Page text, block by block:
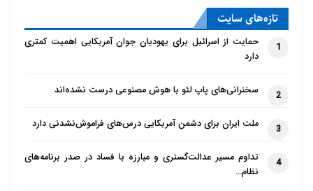
تاکید می‌کنند. به نظر می‌رسد، یافتن راهکاری متعادل که
ضمن حمایت از تولیدکنندگان داخلی، موجبات تامین نیاز
مصرف‌کنندگان و بهره‌مندی از مزایای تجارت با چین را
فراهم آورد، راهکار ایده‌آل باشد.
فرصت‌های طلایی در دل تجارت با
چین
واردات مواد غذایی حلال از چین، مزایای قابل توجهی را به
تازه‌‌های سایت
1
حمایت از اسرائیل برای یهودیان جوان آمریکایی اهمیت کمتری
دارد
2 سخنرانی‌های پاپ لئو با هوش مصنوعی درست نشده‌اند
3 ملت ایران برای دشمن آمریکایی درس‌های فراموش‌نشدنی دارد
4
تداوم مسیر عدالت‌گستری و مبارزه با فساد در صدر برنامه‌های
نظام…